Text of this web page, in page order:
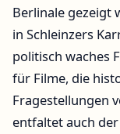
Berlinale gezeigt
in Schleinzers
politisch waches
für Filme, die
Fragestellungen
entfaltet auch